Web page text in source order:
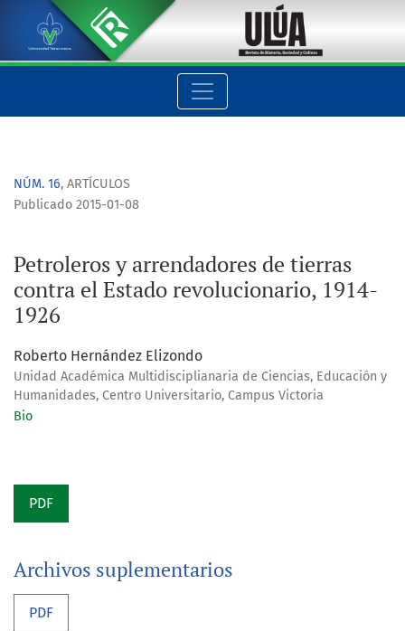
Petroleros y arrendadores de tierras contra el Estado
NÚM. 16, ARTÍCULOS
Petroleros y arrendadores de tierras
contra el Estado revolucionario, 1914-
1926
Publicado 2015-01-08
Roberto Hernández Elizondo
Unidad Académica Multidisciplianaria de Ciencias, Educación y
Humanidades, Centro Universitario, Campus Victoria
Bio
PDF
Archivos suplementarios
PDF